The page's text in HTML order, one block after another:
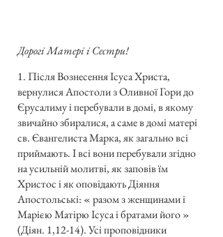
Дорогі Матері і Сестри!
1. Після Вознесення Ісуса Христа,
вернулися Апостоли з Оливної Гори до
Єрусалиму і перебували в домі, в якому
звичайно збиралися, а саме в домі матері
св. Євангелиста Марка, як загально всі
приймають. І всі вони перебували згідно
на усильній молитві, як заповів їм
Христос і як оповідають Діяння
Апостольські: « разом з женщинами і
Марією Матірю Ісуса і братами його »
(Діян. 1,12-14). Усі проповідники